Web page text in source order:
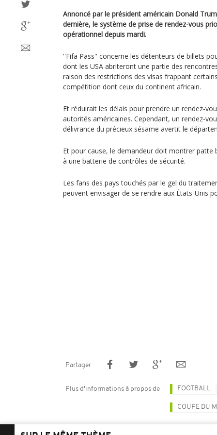
Annoncé par le président américain Donald
dernière, le système de prise de rendez-vous
opérationnel depuis mardi.
''Fifa Pass'' concerne les détenteurs de billets
dont les USA abriteront une partie des
raison des restrictions des visas frappant
compétition dont ceux du continent africain.
Et réduirait les délais pour prendre un rendez-
autorités américaines. Cependant, un rendez-
délivrance du précieux sésame avertit le
Et pour cause, le demandeur doit montrer patte
à une batterie de contrôles de sécurité.
Les fans des pays touchés par le gel du
peuvent envisager de se rendre aux États-Unis
Partager
Plus d'informations à propos de FOOTBALL
COUPE DU